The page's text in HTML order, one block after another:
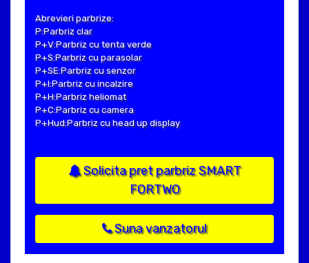
Abrevieri parbrize:
P:Parbriz clar
P+V:Parbriz cu tenta verde
P+S:Parbriz cu parasolar
P+SE:Parbriz cu senzor
P+I:Parbriz cu incalzire
P+H:Parbriz heliomat
P+C:Parbriz cu camera
P+Hud:Parbriz cu head up display
Solicita pret parbriz SMART
FORTWO
Suna vanzatorul